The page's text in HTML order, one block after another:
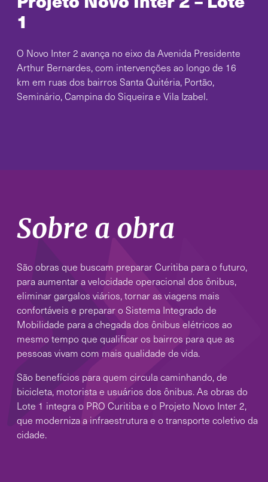
1
O Novo Inter 2 avança no eixo da Avenida Presidente
Arthur Bernardes, com intervenções ao longo de 16
km em ruas dos bairros Santa Quitéria, Portão,
Seminário, Campina do Siqueira e Vila Izabel.
Sobre a obra
São obras que buscam preparar Curitiba para o futuro,
para aumentar a velocidade operacional dos ônibus,
eliminar gargalos viários, tornar as viagens mais
confortáveis e preparar o Sistema Integrado de
Mobilidade para a chegada dos ônibus elétricos ao
mesmo tempo que qualificar os bairros para que as
pessoas vivam com mais qualidade de vida.
São benefícios para quem circula caminhando, de
bicicleta, motorista e usuários dos ônibus. As obras do
Lote 1 integra o PRO Curitiba e o Projeto Novo Inter 2,
que moderniza a infraestrutura e o transporte coletivo da
cidade.